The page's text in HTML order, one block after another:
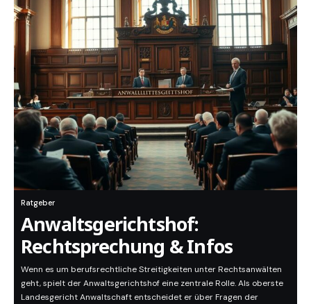
Ratgeber
Anwaltsgerichtshof:
Rechtsprechung & Infos
Wenn es um berufsrechtliche Streitigkeiten unter Rechtsanwälten
geht, spielt der Anwaltsgerichtshof eine zentrale Rolle. Als oberste
Landesgericht Anwaltschaft entscheidet er über Fragen der